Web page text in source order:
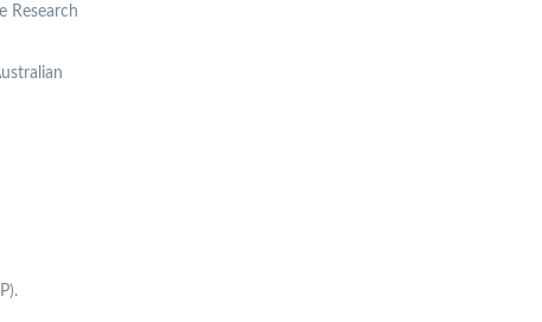
Research